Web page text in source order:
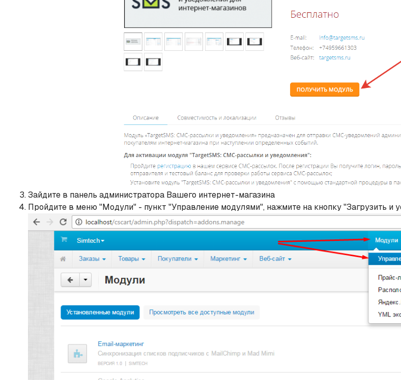
Зайдите в панель администратора Вашего интернет-магазина
Пройдите в меню "Модули" - пункт "Управление модулями", нажмите на кнопку "Загрузить и